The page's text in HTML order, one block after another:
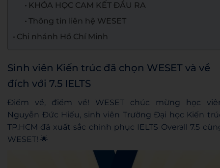
KHÓA HỌC CAM KẾT ĐẦU RA
Thông tin liên hệ WESET
Chi nhánh Hồ Chí Minh
Sinh viên Kiến trúc đã chọn WESET và về
đích với 7.5 IELTS
Điểm về, điểm về! WESET chúc mừng học
Nguyễn Đức Hiếu, sinh viên Trường Đại học Kiến
TP.HCM đã xuất sắc chinh phục IELTS Overall 7.5
WESET! 🌟